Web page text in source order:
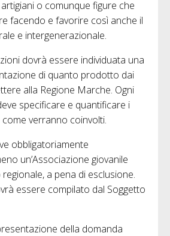
o comunque figure che
facendo e favorire così anche il
e intergenerazionale.
dovrà essere individuata una
di quanto prodotto dai
alla Regione Marche. Ogni
specificare e quantificare i
verranno coinvolti.
obbligatoriamente
un’Associazione giovanile
regionale, a pena di esclusione.
essere compilato dal Soggetto
della domanda